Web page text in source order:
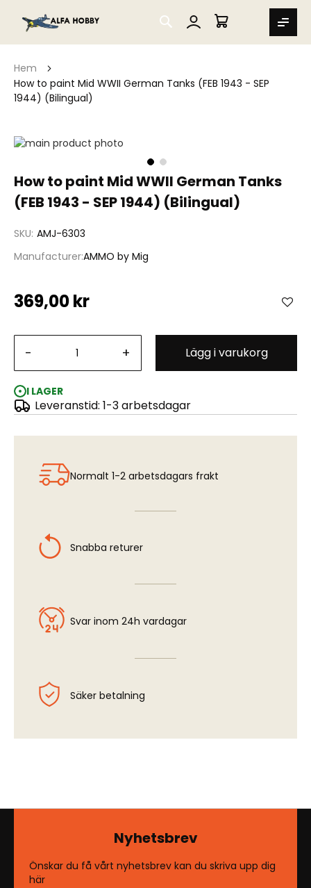
SEARCH
MIN VARUKORG
Hem
How to paint Mid WWII German Tanks (FEB 1943 - SEP
1944) (Bilingual)
How to paint Mid WWII German Tanks
(FEB 1943 - SEP 1944) (Bilingual)
SKU AMJ-6303
ManufacturerAMMO by Mig
369,00 kr
- + Lägg i varukorg
I LAGER
Leveranstid: 1-3 arbetsdagar
Hoppa
av
bildgalleriet
How to paint Mid WWII German Tanks (FEB 1943 - SEP
Hoppa
till
början
bildgalleriet
Normalt 1-2 arbetsdagars frakt
Snabba returer
Svar inom 24h vardagar
Säker betalning
Nyhetsbrev
Önskar du få vårt nyhetsbrev kan du skriva upp dig
här